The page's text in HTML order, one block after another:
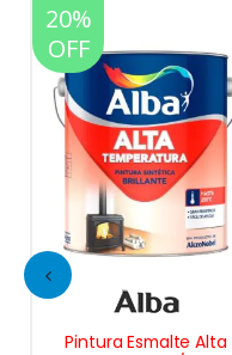
20%
OFF
Pintura Esmalte Alta